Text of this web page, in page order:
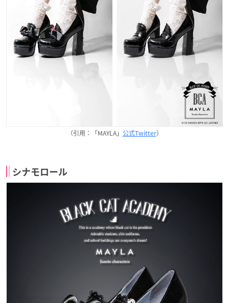
（引用：「MAYLA」 公式Twitter）
シナモロール